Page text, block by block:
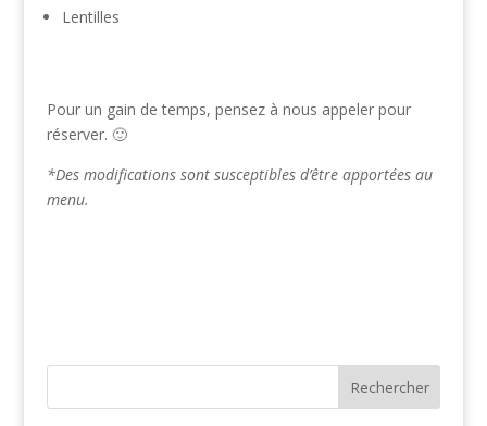
Lentilles
Pour un gain de temps, pensez à nous appeler pour
réserver. 🙂
*Des modifications sont susceptibles d’être apportées au
menu.